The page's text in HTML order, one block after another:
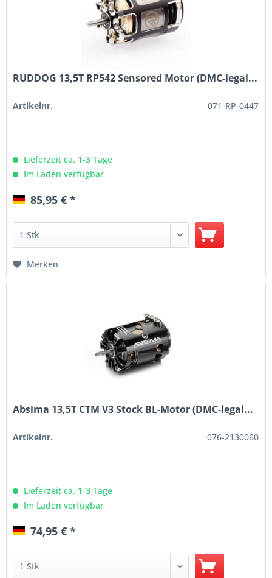
RUDDOG 13,5T RP542 Sensored Motor (DMC-legal...
Artikelnr. 071-RP-0447
Lieferzeit ca. 1-3 Tage
Im Laden verfügbar
85,95 € *
Merken
Absima 13,5T CTM V3 Stock BL-Motor (DMC-legal...
Artikelnr. 076-2130060
Lieferzeit ca. 1-3 Tage
Im Laden verfügbar
74,95 € *